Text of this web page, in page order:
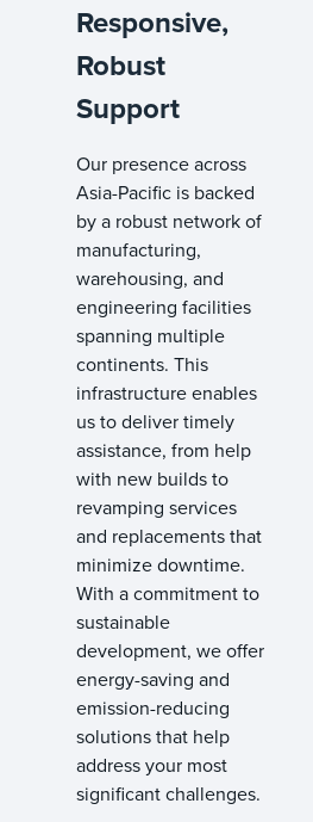
Responsive,
Robust
Support
Our presence across
Asia-Pacific is backed
by a robust network of
manufacturing,
warehousing, and
engineering facilities
spanning multiple
continents. This
infrastructure enables
us to deliver timely
assistance, from help
with new builds to
revamping services
and replacements that
minimize downtime.
With a commitment to
sustainable
development, we offer
energy-saving and
emission-reducing
solutions that help
address your most
significant challenges.